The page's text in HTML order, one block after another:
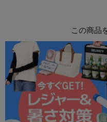
この商品